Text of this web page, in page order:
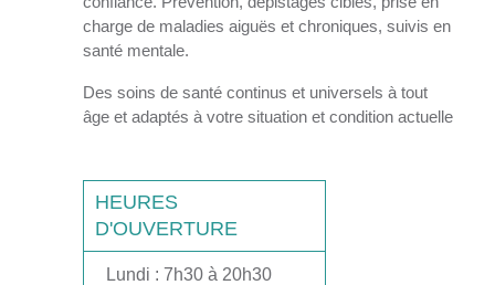
charge de maladies aiguës et chroniques, suivis en
santé mentale.
Des soins de santé continus et universels à tout
âge et adaptés à votre situation et condition actuelle
HEURES
D'OUVERTURE
Lundi : 7h30 à 20h30